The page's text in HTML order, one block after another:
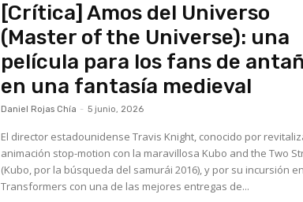
[Crítica] Amos del Universo
(Master of the Universe): una
película para los fans de
en una fantasía medieval
Daniel Rojas Chía - 5 junio, 2026
El director estadounidense Travis Knight, conocido por
animación stop-motion con la maravillosa Kubo and the Two
(Kubo, por la búsqueda del samurái 2016), y por su incursión en
Transformers con una de las mejores entregas de...